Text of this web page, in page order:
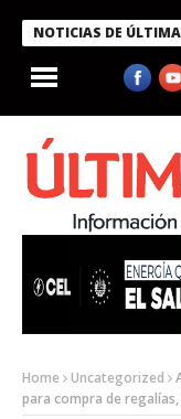
NOTICIAS DE
Bukele condecora a
Home Uncategorized
para compra de